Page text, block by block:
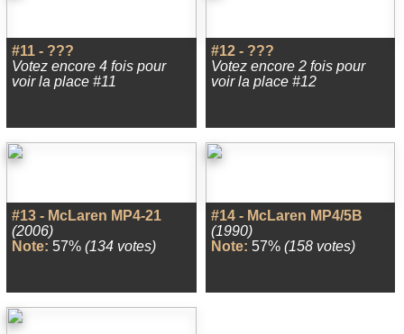
#11 - ???
Votez encore 4 fois pour
voir la place #11
#12 - ???
Votez encore 2 fois pour
voir la place #12
#13 - McLaren MP4-21
(2006)
Note: 57% (134 votes)
#14 - McLaren MP4/5B
(1990)
Note: 57% (158 votes)